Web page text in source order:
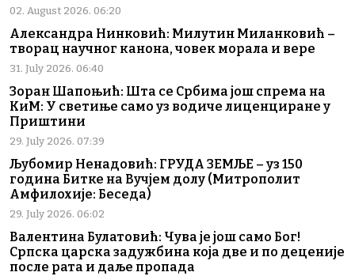
02. August 2026. 06:20
Александра Нинковић: Милутин Миланковић –
творац научног канона, човек морала и вере
31. July 2026. 06:40
Зоран Шапоњић: Шта се Србима још спрема на
КиМ: У светиње само уз водиче лиценциране у
Приштини
29. July 2026. 07:39
Љубомир Ненадовић: ГРУДА ЗЕМЉЕ – уз 150
година Битке на Вучјем долу (Митрополит
Амфилохије: Беседа)
29. July 2026. 06:02
Валентина Булатовић: Чува је још само Бог!
Српска царска задужбина која две и по деценије
после рата и даље пропада